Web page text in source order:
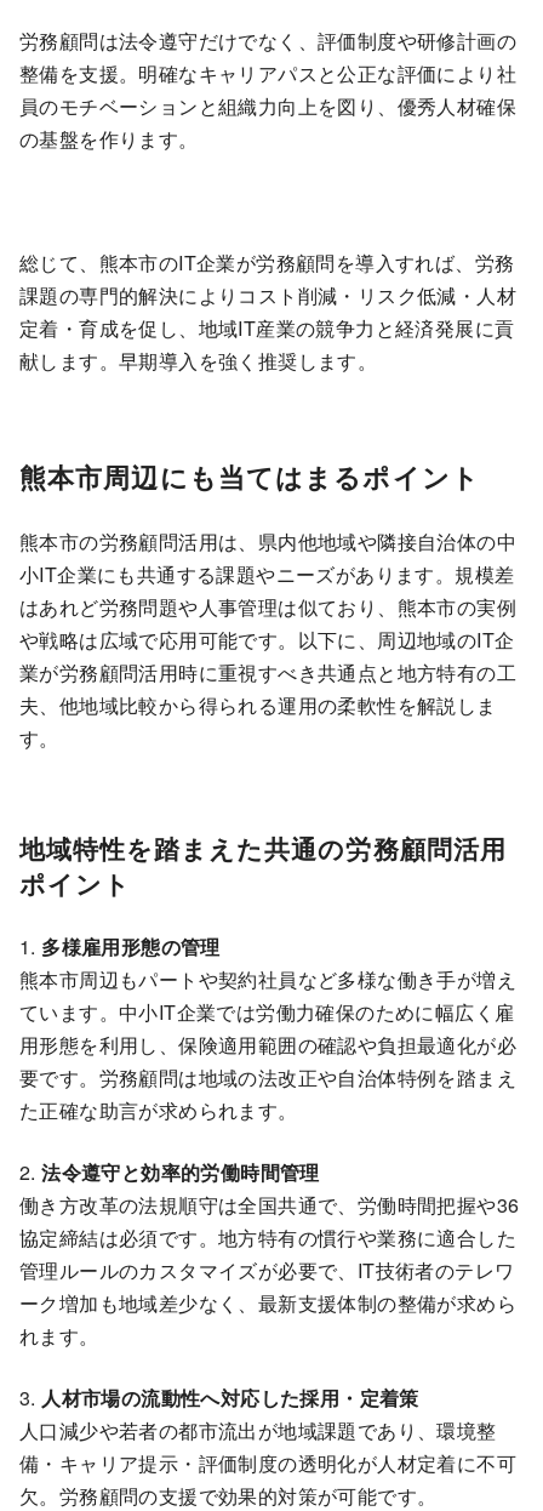
労務顧問は法令遵守だけでなく、評価制度や研修計画の
整備を支援。明確なキャリアパスと公正な評価により社
員のモチベーションと組織力向上を図り、優秀人材確保
の基盤を作ります。
総じて、熊本市のIT企業が労務顧問を導入すれば、労務
課題の専門的解決によりコスト削減・リスク低減・人材
定着・育成を促し、地域IT産業の競争力と経済発展に貢
献します。早期導入を強く推奨します。
熊本市周辺にも当てはまるポイント
熊本市の労務顧問活用は、県内他地域や隣接自治体の中
小IT企業にも共通する課題やニーズがあります。規模差
はあれど労務問題や人事管理は似ており、熊本市の実例
や戦略は広域で応用可能です。以下に、周辺地域のIT企
業が労務顧問活用時に重視すべき共通点と地方特有の工
夫、他地域比較から得られる運用の柔軟性を解説しま
す。
地域特性を踏まえた共通の労務顧問活用
ポイント
1. 多様雇用形態の管理
熊本市周辺もパートや契約社員など多様な働き手が増え
ています。中小IT企業では労働力確保のために幅広く雇
用形態を利用し、保険適用範囲の確認や負担最適化が必
要です。労務顧問は地域の法改正や自治体特例を踏まえ
た正確な助言が求められます。
2.法令遵守と効率的労働時間管理
働き方改革の法規順守は全国共通で、労働時間把握や36
協定締結は必須です。地方特有の慣行や業務に適合した
管理ルールのカスタマイズが必要で、IT技術者のテレワ
ーク増加も地域差少なく、最新支援体制の整備が求めら
れます。
3. 人材市場の流動性へ対応した採用・定着策
人口減少や若者の都市流出が地域課題であり、環境整
備・キャリア提示・評価制度の透明化が人材定着に不可
欠。労務顧問の支援で効果的対策が可能です。